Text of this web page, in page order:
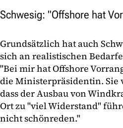
Schwesig: "Offshore hat
Grundsätzlich hat auch
sich an realistischen
"Bei mir hat Offshore
die Ministerpräsidentin. Sie
dass der Ausbau von
Ort zu "viel Widerstand"
nicht schönreden."